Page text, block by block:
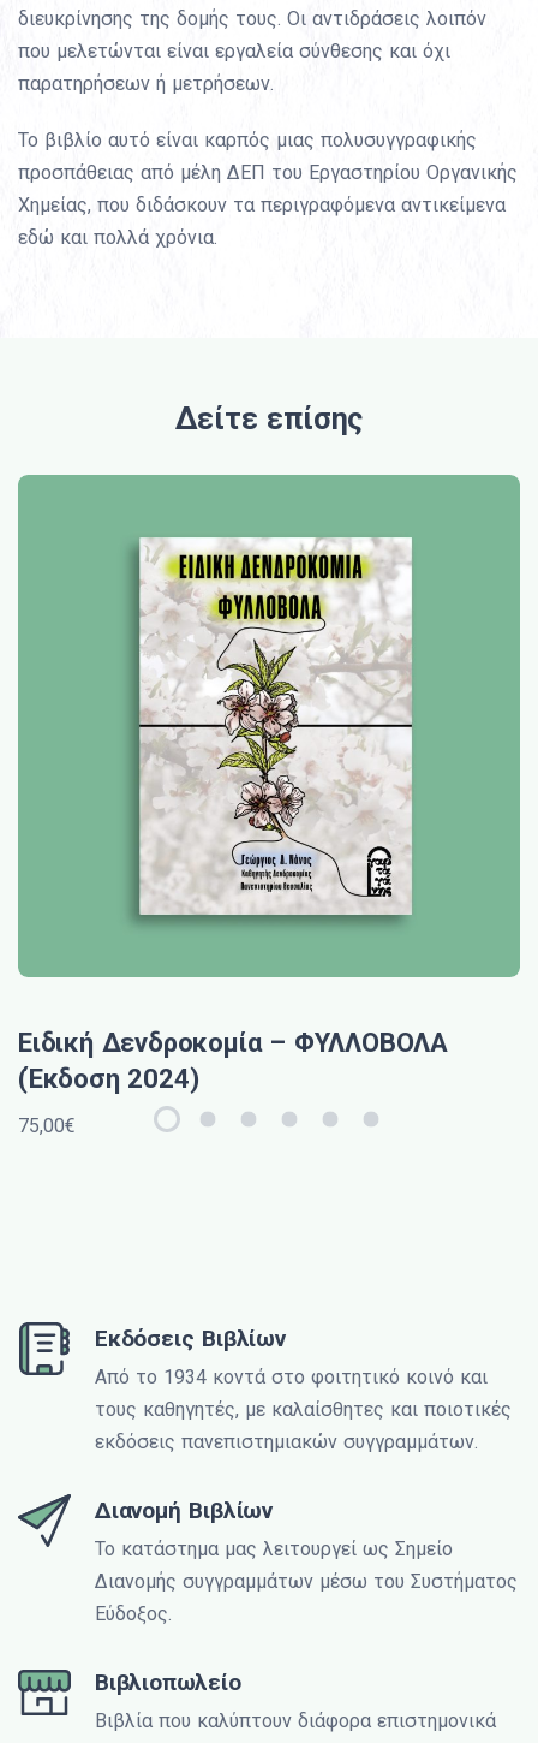
διευκρίνησης της δομής τους. Οι αντιδράσεις λοιπόν
που μελετώνται είναι εργαλεία σύνθεσης και όχι
παρατηρήσεων ή μετρήσεων.
Το βιβλίο αυτό είναι καρπός μιας πολυσυγγραφικής
προσπάθειας από μέλη ΔΕΠ του Εργαστηρίου Οργανικής
Χημείας, που διδάσκουν τα περιγραφόμενα αντικείμενα
εδώ και πολλά χρόνια.
Δείτε επίσης
Ειδική Δενδροκομία – ΦΥΛΛΟΒΟΛΑ
(Έκδοση 2024)
75,00€
Εκδόσεις Βιβλίων
Από το 1934 κοντά στο φοιτητικό κοινό και
τους καθηγητές, με καλαίσθητες και ποιοτικές
εκδόσεις πανεπιστημιακών συγγραμμάτων.
Διανομή Βιβλίων
Το κατάστημα μας λειτουργεί ως Σημείο
Διανομής συγγραμμάτων μέσω του Συστήματος
Εύδοξος.
Βιβλιοπωλείο
Βιβλία που καλύπτουν διάφορα επιστημονικά